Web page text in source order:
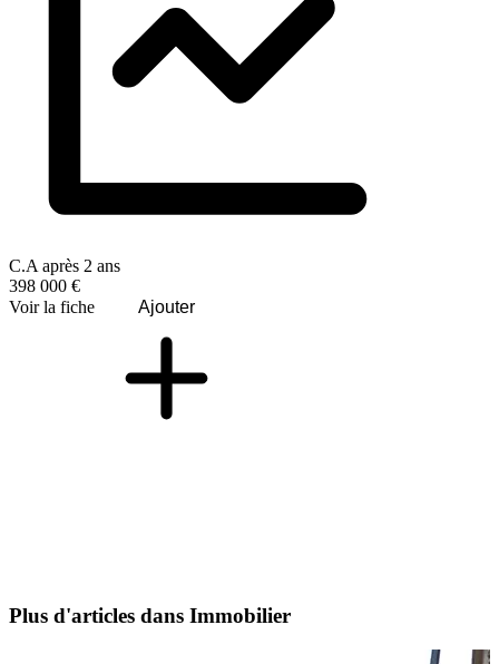
C.A après 2 ans
398 000 €
Voir la fiche
Ajouter
Plus d'articles dans Immobilier